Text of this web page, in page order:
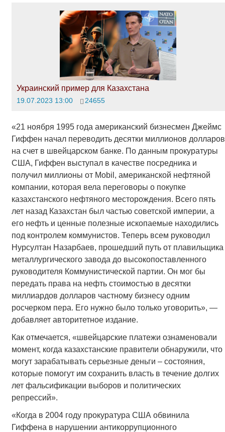
Украинский пример для Казахстана
19.07.2023 13:00 24655
«21 ноября 1995 года американский бизнесмен Джеймс
Гиффен начал переводить десятки миллионов долларов
на счет в швейцарском банке. По данным прокуратуры
США, Гиффен выступал в качестве посредника и
получил миллионы от Mobil, американской нефтяной
компании, которая вела переговоры о покупке
казахстанского нефтяного месторождения. Всего пять
лет назад Казахстан был частью советской империи, а
его нефть и ценные полезные ископаемые находились
под контролем коммунистов. Теперь всем руководил
Нурсултан Назарбаев, прошедший путь от плавильщика
металлургического завода до высокопоставленного
руководителя Коммунистической партии. Он мог бы
передать права на нефть стоимостью в десятки
миллиардов долларов частному бизнесу одним
росчерком пера. Его нужно было только уговорить», —
добавляет авторитетное издание.
Как отмечается, «швейцарские платежи ознаменовали
момент, когда казахстанские правители обнаружили, что
могут зарабатывать серьезные деньги – состояния,
которые помогут им сохранить власть в течение долгих
лет фальсификации выборов и политических
репрессий».
«Когда в 2004 году прокуратура США обвинила
Гиффена в нарушении антикоррупционного